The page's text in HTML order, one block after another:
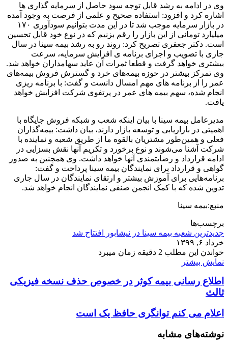
وی در ادامه به رشد قابل توجه سود حاصل از سرمایه گذاری ها
اشاره کرد و افزود: استفاده صحیح و علمی از فرصت به وجود آمده
در بازار سرمایه موجب شد تا در این مدت بتوانیم سودآوری ۱۷۰
میلیارد تومانی از این بازار را رقم بزنیم که در نوع خود قابل تحسین
است. دکتر جعفری تصریح کرد: روند رو به رشد بیمه سینا در سال
جاری با تصویب و اجرای برنامه ی افزایش سرمایه، سرعت
بیشتری خواهد گرفت و قطعا ثمرات آن عاید سهامداران خواهد شد.
وی تمرکز بیشتر در حوزه بیمه‌های خرد و گسترش فروش بیمه‌های
عمر را از برنامه های مهم امسال دانست و گفت: با برنامه ریزی
انجام شده، سهم بیمه های عمر در پرتفوی شرکت افزایش خواهد
یافت.
مدیرعامل بیمه سینا با بیان اینکه شعب و شبکه فروش جایگاه با
اهمیتی در بازاریابی و توسعه بازار دارند، بیان داشت: بیمه‌گذاران
فعلی و همین‌طور مشتریان بالقوه ما از طریق شعبه و نماینده با
شرکت آشنا می‌شوند و نوع برخورد و تکریم آنها نقش بسزایی در
ادامه قرارداد و رضایتمندی آنها خواهد داشت. وی همچنین به صدور
گواهی و قرارداد برای نمایندگان بیمه سینا پرداخت و گفت:
برنامه‌هایی برای آموزش بیشتر و ارتقای نمایندگان در سال جاری
تدوین شده که با کمک انجمن صنفی نمایندگان انجام خواهد شد.
منبع:بیمه سینا
برچسب‌ها
جدیدترین شعبه بیمه سینا در نیشابور افتتاح شد
خرداد ۶, ۱۳۹۹
خواندن این مطلب 2 دقیقه زمان میبرد
نمایش بیشتر
اطلاع رسانی بیمه کوثر در خصوص حذف نسخه فیزیکی
ثالث
اعلام می کنم توانگری حافظ یک است
نوشته‌های مشابه